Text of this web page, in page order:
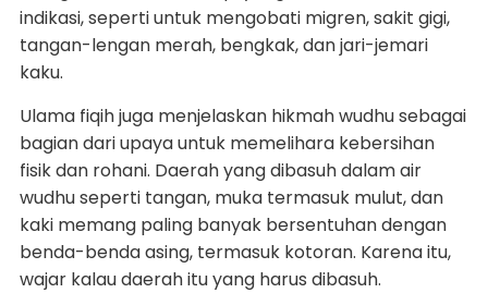
indikasi, seperti untuk mengobati migren, sakit gigi,
tangan-lengan merah, bengkak, dan jari-jemari
kaku.
Ulama fiqih juga menjelaskan hikmah wudhu sebagai
bagian dari upaya untuk memelihara kebersihan
fisik dan rohani. Daerah yang dibasuh dalam air
wudhu seperti tangan, muka termasuk mulut, dan
kaki memang paling banyak bersentuhan dengan
benda-benda asing, termasuk kotoran. Karena itu,
wajar kalau daerah itu yang harus dibasuh.